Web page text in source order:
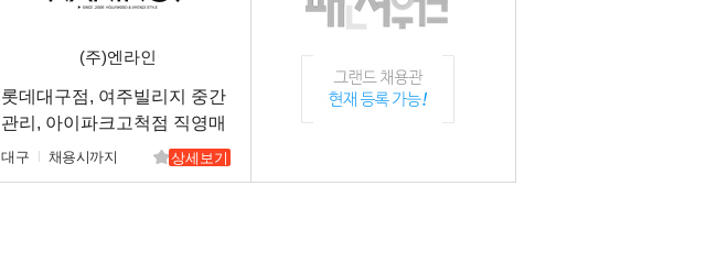
(주)엔라인
롯데대구점, 여주빌리지 중간
관리, 아이파크고척점 직영매
니져 구인
대구 채용시까지 상세보기